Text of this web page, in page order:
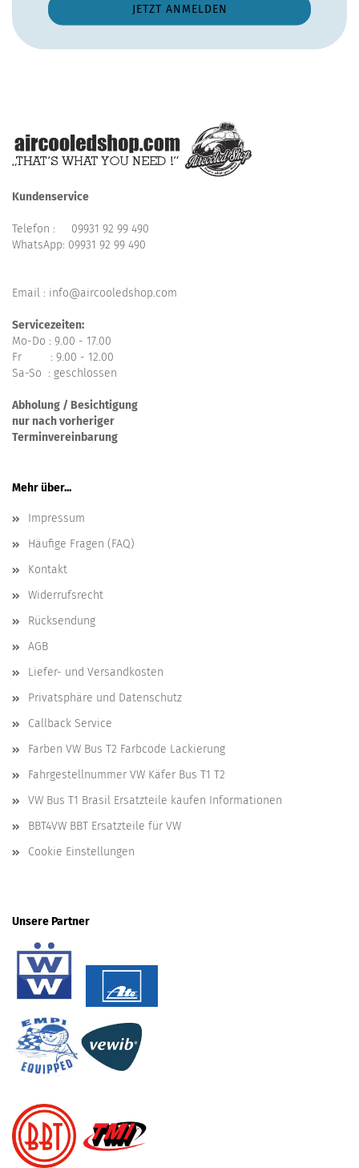
Kundenservice
Telefon : 09931 92 99 490
WhatsApp: 09931 92 99 490
Email : info@aircooledshop.com
Servicezeiten:
Mo-Do : 9.00 - 17.00
Fr : 9.00 - 12.00
Sa-So : geschlossen
Abholung / Besichtigung
nur nach vorheriger
Terminvereinbarung
Mehr über...
Impressum
Häufige Fragen (FAQ)
Kontakt
Widerrufsrecht
Rücksendung
AGB
Liefer- und Versandkosten
Privatsphäre und Datenschutz
Callback Service
Farben VW Bus T2 Farbcode Lackierung
Fahrgestellnummer VW Käfer Bus T1 T2
VW Bus T1 Brasil Ersatzteile kaufen Informationen
BBT4VW BBT Ersatzteile für VW
Cookie Einstellungen
Unsere Partner